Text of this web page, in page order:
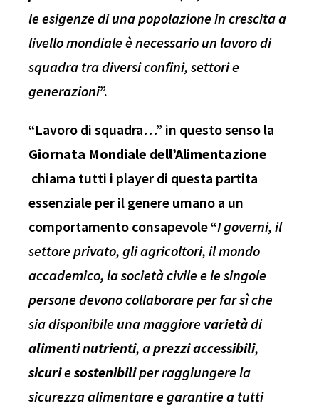
le esigenze di una popolazione in crescita a
livello mondiale è necessario un lavoro di
squadra tra diversi confini, settori e
generazioni”.
“Lavoro di squadra…” in questo senso la
Giornata Mondiale dell’Alimentazione
chiama tutti i player di questa partita
essenziale per il genere umano a un
comportamento consapevole “I governi, il
settore privato, gli agricoltori, il mondo
accademico, la società civile e le singole
persone devono collaborare per far sì che
sia disponibile una maggiore varietàdi
alimentinutrienti, aprezziaccessibili,
sicuriesostenibiliper raggiungere la
sicurezza alimentare e garantire a tutti